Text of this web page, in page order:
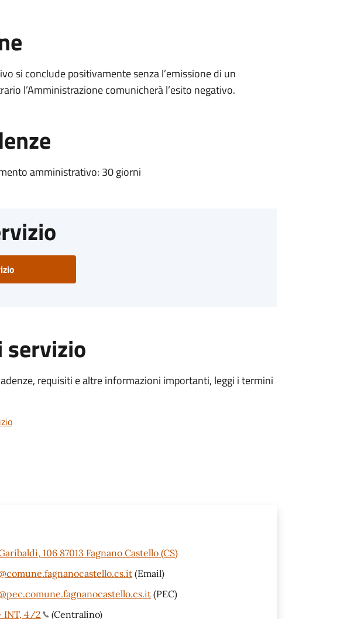
si conclude positivamente senza l’emissione di un
l’Amministrazione comunicherà l’esito negativo.
amministrativo: 30 giorni
servizio
requisiti e altre informazioni importanti, leggi i termini
106 87013 Fagnano Castello (CS)
(Email)
(PEC)
INT, 4/2
(Centralino)